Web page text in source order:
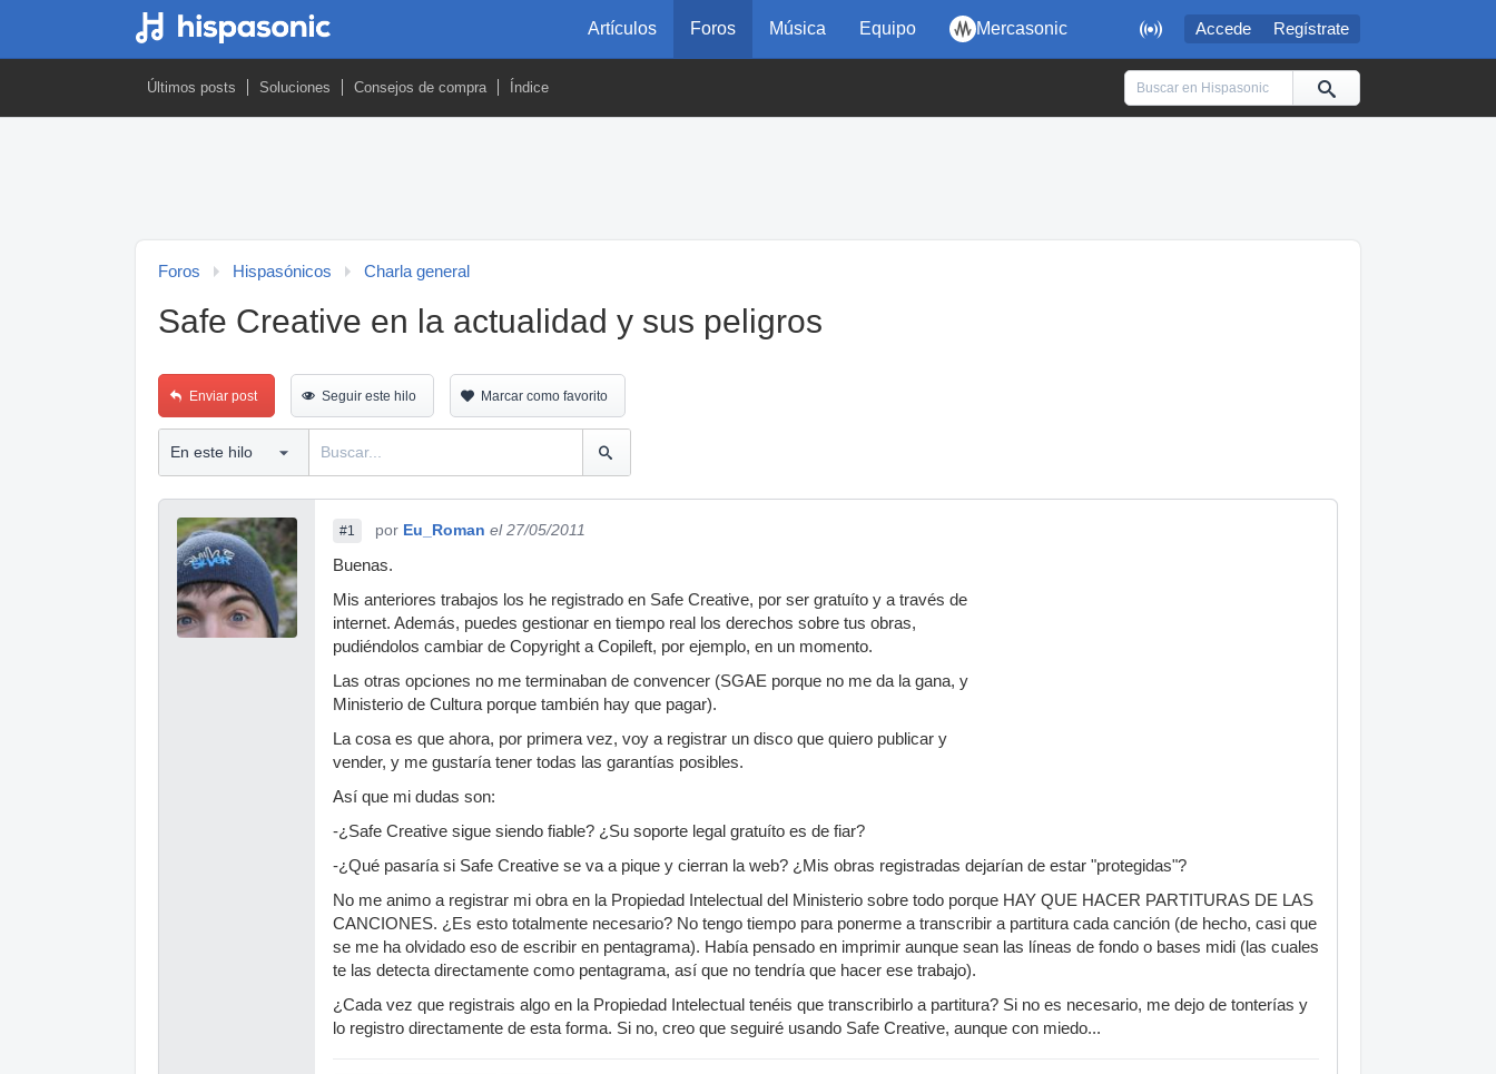
 Accede Regístrate
Artículos Foros Música Equipo Mercasonic
Últimos posts Soluciones Consejos de compra Índice
Foros Hispasónicos Charla general
Safe Creative en la actualidad y sus peligros
Enviar post Seguir este hilo Marcar como favorito
#1 por Eu_Roman el 27/05/2011
Buenas.
Mis anteriores trabajos los he registrado en Safe Creative, por ser gratuíto y a través de
internet. Además, puedes gestionar en tiempo real los derechos sobre tus obras,
pudiéndolos cambiar de Copyright a Copileft, por ejemplo, en un momento.
Las otras opciones no me terminaban de convencer (SGAE porque no me da la gana, y
Ministerio de Cultura porque también hay que pagar).
La cosa es que ahora, por primera vez, voy a registrar un disco que quiero publicar y
vender, y me gustaría tener todas las garantías posibles.
Así que mi dudas son:
-¿Safe Creative sigue siendo fiable? ¿Su soporte legal gratuíto es de fiar?
-¿Qué pasaría si Safe Creative se va a pique y cierran la web? ¿Mis obras registradas dejarían de estar "protegidas"?
No me animo a registrar mi obra en la Propiedad Intelectual del Ministerio sobre todo porque HAY QUE HACER PARTITURAS DE LAS
CANCIONES. ¿Es esto totalmente necesario? No tengo tiempo para ponerme a transcribir a partitura cada canción (de hecho, casi que
se me ha olvidado eso de escribir en pentagrama). Había pensado en imprimir aunque sean las líneas de fondo o bases midi (las cuales
te las detecta directamente como pentagrama, así que no tendría que hacer ese trabajo).
¿Cada vez que registrais algo en la Propiedad Intelectual tenéis que transcribirlo a partitura? Si no es necesario, me dejo de tonterías y
lo registro directamente de esta forma. Si no, creo que seguiré usando Safe Creative, aunque con miedo...